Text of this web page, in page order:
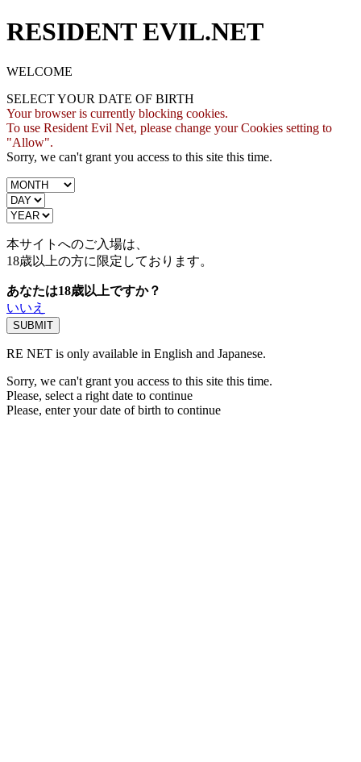
RESIDENT EVIL.NET
WELCOME
SELECT YOUR DATE OF BIRTH
Your browser is currently blocking cookies.
To use Resident Evil Net, please change your Cookies setting to
"Allow".
Sorry, we can't grant you access to this site this time.
本サイトへのご入場は、
18歳以上の方に限定しております。
あなたは18歳以上ですか？
いいえ
RE NET is only available in English and Japanese.
Sorry, we can't grant you access to this site this time.
Please, select a right date to continue
Please, enter your date of birth to continue